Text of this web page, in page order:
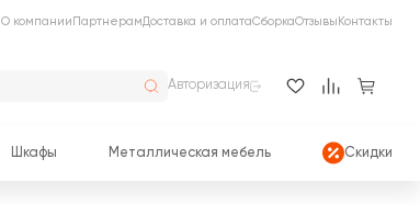
О компании ПартнерамДоставка и оплатаСборкаОтзывы Контакты
Авторизация
Шкафы Металлическая мебель Скидки